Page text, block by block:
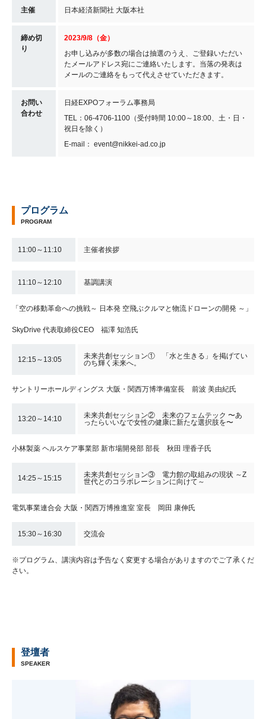
主催 日本経済新聞社 大阪本社
締め切
り
2023/9/8（金）
お申し込みが多数の場合は抽選のうえ、ご登録いただい
たメールアドレス宛にご連絡いたします。当落の発表は
メールのご連絡をもって代えさせていただきます。
お問い
合わせ
日経EXPOフォーラム事務局
TEL：06-4706-1100（受付時間 10:00～18:00、土・日・
祝日を除く）
E-mail： event@nikkei-ad.co.jp
プログラム
PROGRAM
11:00～11:10 主催者挨拶
11:10～12:10 基調講演
「空の移動革命への挑戦～ 日本発 空飛ぶクルマと物流ドローンの開発 ～」
SkyDrive 代表取締役CEO 福澤 知浩氏
12:15～13:05
未来共創セッション① 「水と生きる」を掲げてい
のち輝く未来へ。
サントリーホールディングス 大阪・関西万博準備室長 前波 美由紀氏
13:20～14:10
未来共創セッション② 未来のフェムテック 〜あ
ったらいいなで女性の健康に新たな選択肢を〜
小林製薬 ヘルスケア事業部 新市場開発部 部長 秋田 理香子氏
14:25～15:15
未来共創セッション③ 電力館の取組みの現状 ～Z
世代とのコラボレーションに向けて～
電気事業連合会 大阪・関西万博推進室 室長 岡田 康伸氏
15:30～16:30 交流会
※プログラム、講演内容は予告なく変更する場合がありますのでご了承くだ
さい。
登壇者
SPEAKER